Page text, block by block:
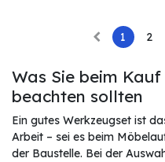
1 2
Was Sie beim
beachten sollten
Ein gutes Werkzeugset ist
Arbeit – sei es beim
der Baustelle. Bei der